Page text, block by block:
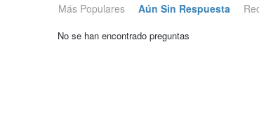
Más Populares Aún Sin Respuesta
No se han encontrado preguntas